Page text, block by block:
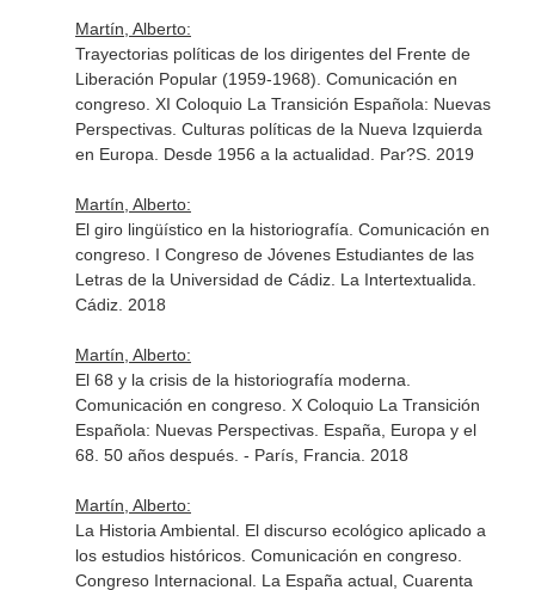
Martín, Alberto:
Trayectorias políticas de los dirigentes del Frente de
Liberación Popular (1959-1968). Comunicación en
congreso. XI Coloquio La Transición Española: Nuevas
Perspectivas. Culturas políticas de la Nueva Izquierda
en Europa. Desde 1956 a la actualidad. Par?S. 2019
Martín, Alberto:
El giro lingüístico en la historiografía. Comunicación en
congreso. I Congreso de Jóvenes Estudiantes de las
Letras de la Universidad de Cádiz. La Intertextualida.
Cádiz. 2018
Martín, Alberto:
El 68 y la crisis de la historiografía moderna.
Comunicación en congreso. X Coloquio La Transición
Española: Nuevas Perspectivas. España, Europa y el
68. 50 años después. - París, Francia. 2018
Martín, Alberto:
La Historia Ambiental. El discurso ecológico aplicado a
los estudios históricos. Comunicación en congreso.
Congreso Internacional. La España actual, Cuarenta